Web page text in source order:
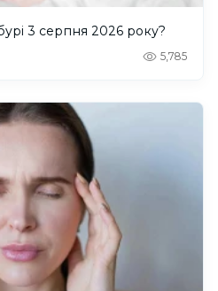
3 серпня 2026 року?
5,785